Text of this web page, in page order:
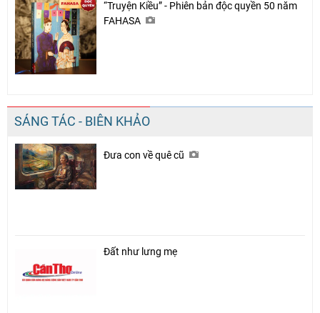
“Truyện Kiều” - Phiên bản độc quyền 50 năm
FAHASA
SÁNG TÁC - BIÊN KHẢO
Đưa con về quê cũ
Đất như lưng mẹ